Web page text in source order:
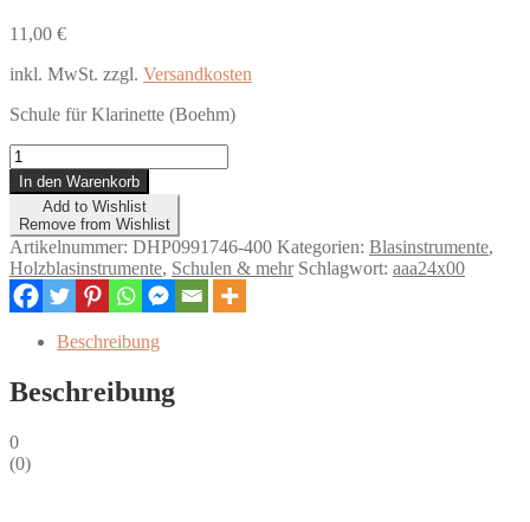
11,00 €
inkl. MwSt. zzgl. Versandkosten
Schule für Klarinette (Boehm)
Hören,
lesen
und
spielen
für
Klarinette-
Schule
Bd.
(Boehm)
Menge
In den Warenkorb
Add to Wishlist
Remove from Wishlist
Artikelnummer: DHP0991746-400 Kategorien: Blasinstrumente,
Holzblasinstrumente, Schulen & mehr Schlagwort: aaa24x00
Beschreibung
Beschreibung
0
(0)